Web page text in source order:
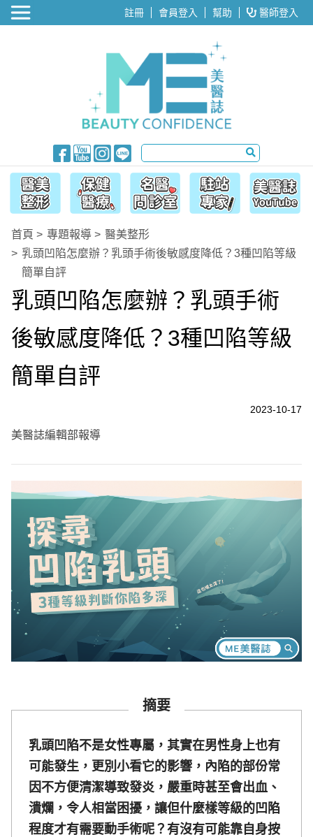
醫美整形 註冊 會員登入 幫助 醫師登入
首頁 專題報導
醫美整形
乳頭凹陷怎麼辦？乳頭手術後敏感度降低？3種凹陷等級
簡單自評
乳頭凹陷怎麼辦？乳頭手術
後敏感度降低？3種凹陷等級
簡單自評
2023-10-17
美醫誌編輯部報導
摘要
乳頭凹陷不是女性專屬，其實在男性身上也有
可能發生，更別小看它的影響，內陷的部份常
因不方便清潔導致發炎，嚴重時甚至會出血、
潰爛，令人相當困擾，讓但什麼樣等級的凹陷
程度才有需要動手術呢？有沒有可能靠自身按